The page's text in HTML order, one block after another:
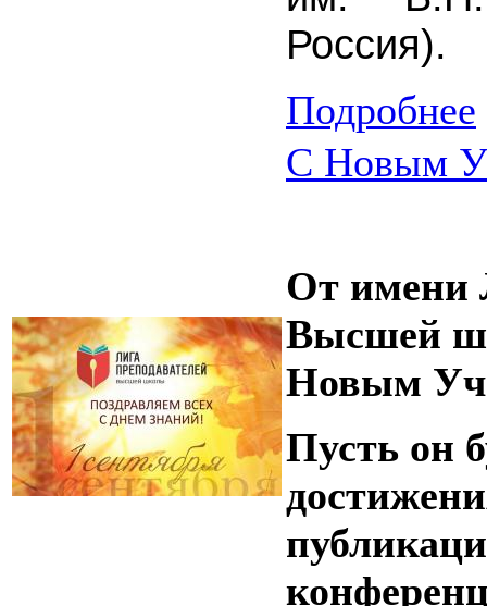
Россия).
Подробнее
С Новым
От имени
Высшей
Новым
Пусть он